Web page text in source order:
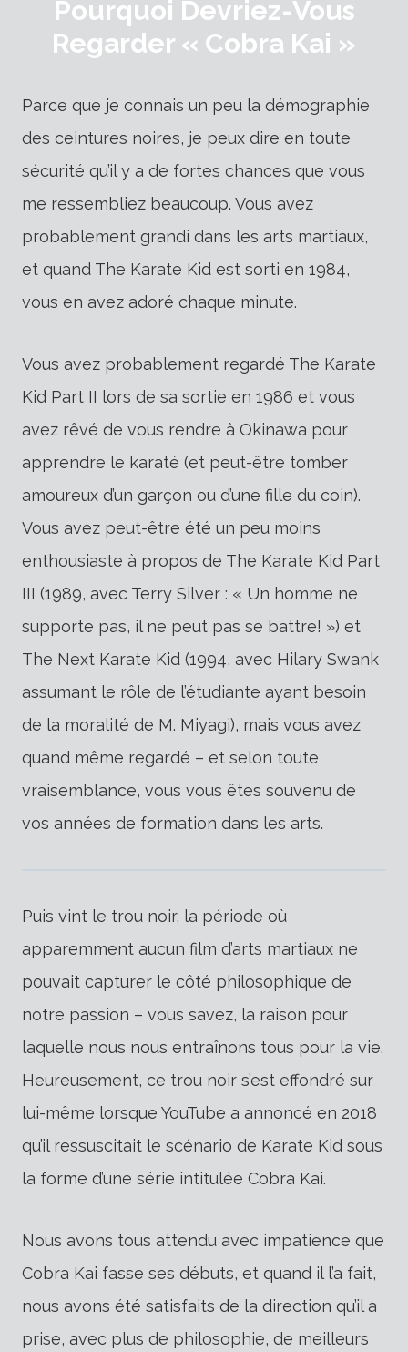
Pourquoi Devriez-Vous
Regarder « Cobra Kai »
Parce que je connais un peu la démographie
des ceintures noires, je peux dire en toute
sécurité qu’il y a de fortes chances que vous
me ressembliez beaucoup. Vous avez
probablement grandi dans les arts martiaux,
et quand The Karate Kid est sorti en 1984,
vous en avez adoré chaque minute.
Vous avez probablement regardé The Karate
Kid Part II lors de sa sortie en 1986 et vous
avez rêvé de vous rendre à Okinawa pour
apprendre le karaté (et peut-être tomber
amoureux d’un garçon ou d’une fille du coin).
Vous avez peut-être été un peu moins
enthousiaste à propos de The Karate Kid Part
III (1989, avec Terry Silver : « Un homme ne
supporte pas, il ne peut pas se battre! ») et
The Next Karate Kid (1994, avec Hilary Swank
assumant le rôle de l’étudiante ayant besoin
de la moralité de M. Miyagi), mais vous avez
quand même regardé – et selon toute
vraisemblance, vous vous êtes souvenu de
vos années de formation dans les arts.
Puis vint le trou noir, la période où
apparemment aucun film d’arts martiaux ne
pouvait capturer le côté philosophique de
notre passion – vous savez, la raison pour
laquelle nous nous entraînons tous pour la vie.
Heureusement, ce trou noir s’est effondré sur
lui-même lorsque YouTube a annoncé en 2018
qu’il ressuscitait le scénario de Karate Kid sous
la forme d’une série intitulée Cobra Kai.
Nous avons tous attendu avec impatience que
Cobra Kai fasse ses débuts, et quand il l’a fait,
nous avons été satisfaits de la direction qu’il a
prise, avec plus de philosophie, de meilleurs